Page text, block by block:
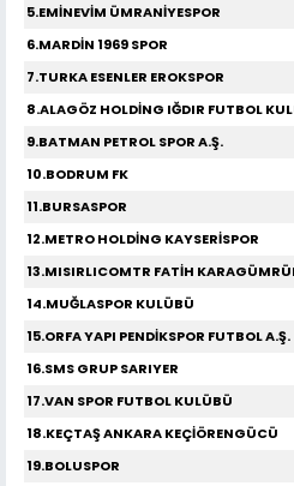
5.EMİNEVİM ÜMRANİYESPOR
6.MARDİN 1969 SPOR
7.TURKA ESENLER EROKSPOR
8.ALAGÖZ HOLDİNG IĞDIR FUTBOL
9.BATMAN PETROL SPOR A.Ş.
10.BODRUM FK
11.BURSASPOR
12.METRO HOLDİNG KAYSERİSPOR
13.MISIRLICOMTR FATİH
14.MUĞLASPOR KULÜBÜ
15.ORFA YAPI PENDİKSPOR FUTBOL A.Ş.
16.SMS GRUP SARIYER
17.VAN SPOR FUTBOL KULÜBÜ
18.KEÇTAŞ ANKARA KEÇİÖRENGÜCÜ
19.BOLUSPOR